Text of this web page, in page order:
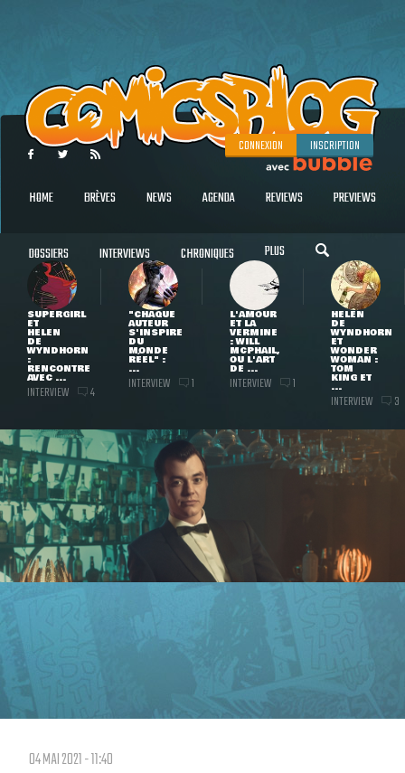
CONNEXION INSCRIPTION
HOME BRÈVES NEWS AGENDA REVIEWS PREVIEWS
DOSSIERS INTERVIEWS CHRONIQUES PLUS
SUPERGIRL
ET
HELEN
DE
WYNDHORN
:
RENCONTRE
AVEC ...
INTERVIEW 4
"CHAQUE
AUTEUR
S'INSPIRE
DU
MONDE
RÉEL" :
...
INTERVIEW 1
L'AMOUR
ET LA
VERMINE
: WILL
MCPHAIL,
OU L'ART
DE ...
INTERVIEW 1
HELEN
DE
WYNDHORN
ET
WONDER
WOMAN :
TOM
KING ET
...
INTERVIEW 3
04 MAI 2021 - 11:40